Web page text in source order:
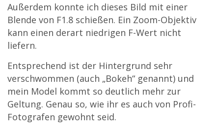
Außerdem konnte ich dieses Bild mit einer
Blende von F1.8 schießen. Ein Zoom-Objektiv
kann einen derart niedrigen F-Wert nicht
liefern.
Entsprechend ist der Hintergrund sehr
verschwommen (auch „Bokeh“ genannt) und
mein Model kommt so deutlich mehr zur
Geltung. Genau so, wie ihr es auch von Profi-
Fotografen gewohnt seid.